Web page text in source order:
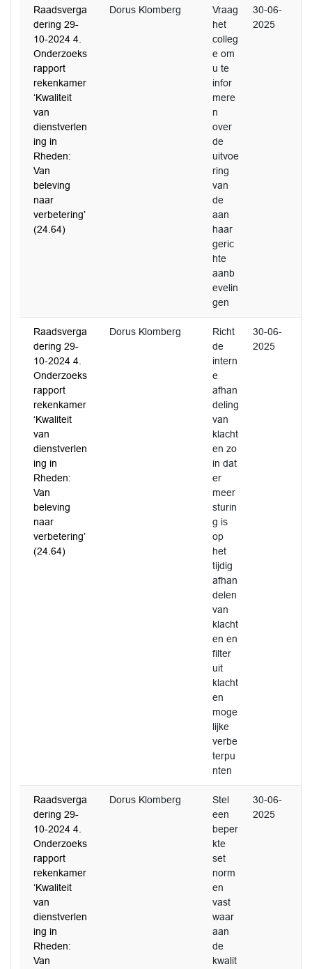
Raadsverga
dering 29-
10-2024 4.
Onderzoeks
rapport
rekenkamer
‘Kwaliteit
van
dienstverlen
ing in
Rheden:
Van
beleving
naar
verbetering’
(24.64)
Dorus Klomberg
Vraag
het
colleg
e om
u te
infor
mere
n
over
de
uitvoe
ring
van
de
aan
haar
geric
hte
aanb
evelin
gen
30-06-
2025
Raadsverga
dering 29-
10-2024 4.
Onderzoeks
rapport
rekenkamer
‘Kwaliteit
van
dienstverlen
ing in
Rheden:
Van
beleving
naar
verbetering’
(24.64)
Dorus Klomberg
Richt
de
intern
e
afhan
deling
van
klacht
en zo
in dat
er
meer
sturin
g is
op
het
tijdig
afhan
delen
van
klacht
en en
filter
uit
klacht
en
moge
lijke
verbe
terpu
nten
30-06-
2025
Raadsverga
dering 29-
10-2024 4.
Onderzoeks
rapport
rekenkamer
‘Kwaliteit
van
dienstverlen
ing in
Rheden:
Van
Dorus Klomberg
Stel
een
beper
kte
set
norm
en
vast
waar
aan
de
kwalit
30-06-
2025